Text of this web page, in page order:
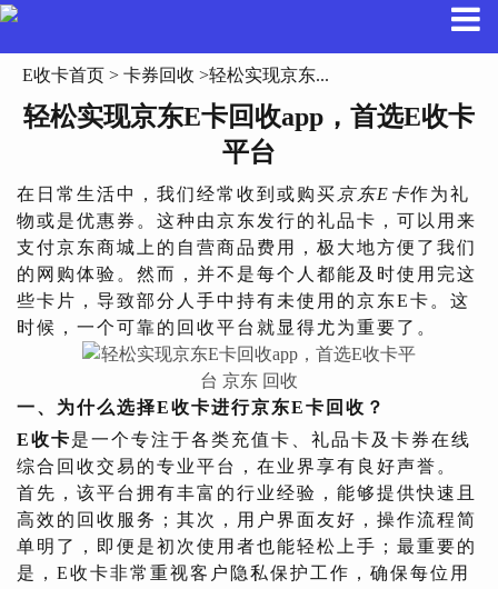
E收卡首页 > 卡券回收 >轻松实现京东...
轻松实现京东E卡回收app，首选E收卡
平台
在日常生活中，我们经常收到或购买 京东E卡作为礼
物或是优惠券。这种由京东发行的礼品卡，可以用来
支付京东商城上的自营商品费用，极大地方便了我们
的网购体验。然而，并不是每个人都能及时使用完这
些卡片，导致部分人手中持有未使用的京东E卡。这
时候，一个可靠的回收平台就显得尤为重要了。
一、为什么选择E收卡进行京东E卡回收？
E收卡是一个专注于各类充值卡、礼品卡及卡券在线
综合回收交易的专业平台，在业界享有良好声誉。
首先，该平台拥有丰富的行业经验，能够提供快速且
高效的回收服务；其次，用户界面友好，操作流程简
单明了，即便是初次使用者也能轻松上手；最重要的
是，E收卡非常重视客户隐私保护工作，确保每位用